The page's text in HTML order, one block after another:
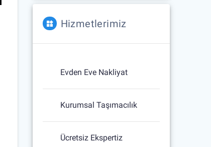
Hizmetlerimiz
Evden Eve Nakliyat
Kurumsal Taşımacılık
Ücretsiz Ekspertiz